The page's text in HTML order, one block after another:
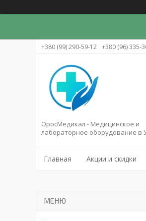
+380 (99) 290-59-12 +380 (96) 335-
ОросМедикал - Медицинское и
лабораторное оборудование в
Главная Акции и скидки